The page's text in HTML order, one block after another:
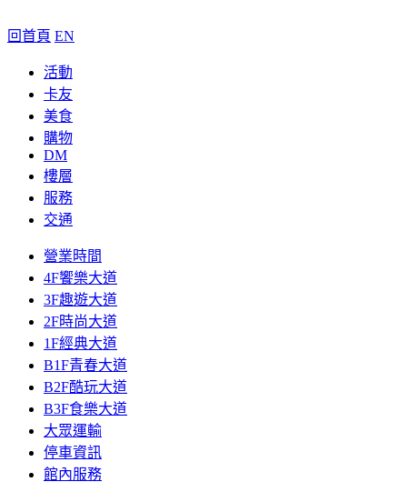
回首頁 EN
活動
卡友
美食
購物
DM
樓層
服務
交通
營業時間
4F饗樂大道
3F趣遊大道
2F時尚大道
1F經典大道
B1F青春大道
B2F酷玩大道
B3F食樂大道
大眾運輸
停車資訊
館內服務